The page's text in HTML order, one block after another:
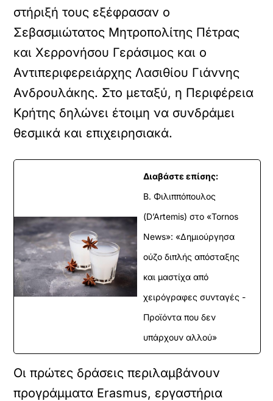
στήριξή τους εξέφρασαν ο
Σεβασμιώτατος Μητροπολίτης Πέτρας
και Χερρονήσου Γεράσιμος και ο
Αντιπεριφερειάρχης Λασιθίου Γιάννης
Ανδρουλάκης. Στο μεταξύ, η Περιφέρεια
Κρήτης δηλώνει έτοιμη να συνδράμει
θεσμικά και επιχειρησιακά.
Διαβάστε επίσης:
Β. Φιλιππόπουλος
(D’Artemis) στο «Tornos
News»: «Δημιούργησα
ούζο διπλής απόσταξης
και μαστίχα από
χειρόγραφες συνταγές -
Προϊόντα που δεν
υπάρχουν αλλού»
Οι πρώτες δράσεις περιλαμβάνουν
προγράμματα Erasmus, εργαστήρια